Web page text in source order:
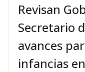
Revisan
Secretario
avances
infancias